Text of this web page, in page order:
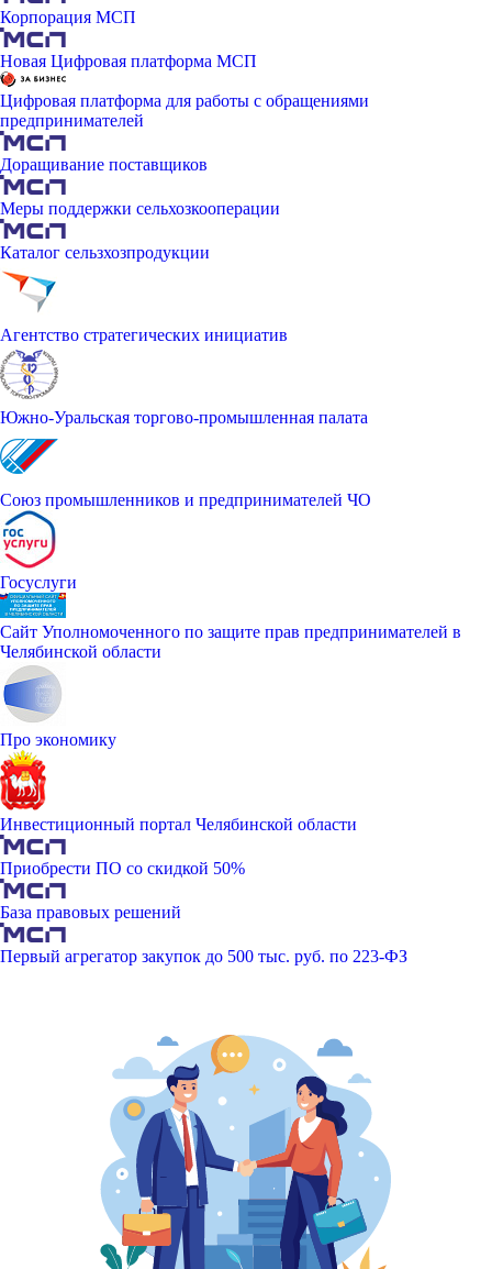
Корпорация МСП
Новая Цифровая платформа МСП
Цифровая платформа для работы с обращениями
предпринимателей
Доращивание поставщиков
Меры поддержки сельхозкооперации
Каталог сельзхозпродукции
Агентство стратегических инициатив
Южно-Уральская торгово-промышленная палата
Союз промышленников и предпринимателей ЧО
Госуслуги
Сайт Уполномоченного по защите прав предпринимателей в
Челябинской области
Про экономику
Инвестиционный портал Челябинской области
Приобрести ПО со скидкой 50%
База правовых решений
Первый агрегатор закупок до 500 тыс. руб. по 223-ФЗ